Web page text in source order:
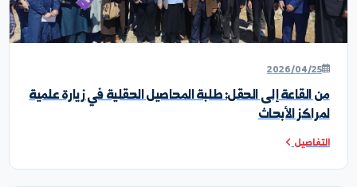
نسبة الإناث بحثاً منشوراً